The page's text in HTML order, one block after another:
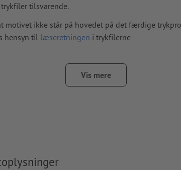
tilsvarende.
motivet ikke står på hovedet på det færdige
hensyn til læseretningen i trykfilerne
på 2 mm, vigtige oplysninger
4 mm fra det endelige formats kant
Vis mere